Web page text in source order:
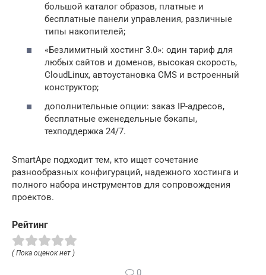
большой каталог образов, платные и
бесплатные панели управления, различные
типы накопителей;
«Безлимитный хостинг 3.0»: один тариф для
любых сайтов и доменов, высокая скорость,
CloudLinux, автоустановка CMS и встроенный
конструктор;
дополнительные опции: заказ IP-адресов,
бесплатные еженедельные бэкапы,
техподдержка 24/7.
SmartApe подходит тем, кто ищет сочетание
разнообразных конфигураций, надежного хостинга и
полного набора инструментов для сопровождения
проектов.
Рейтинг
( Пока оценок нет )
0